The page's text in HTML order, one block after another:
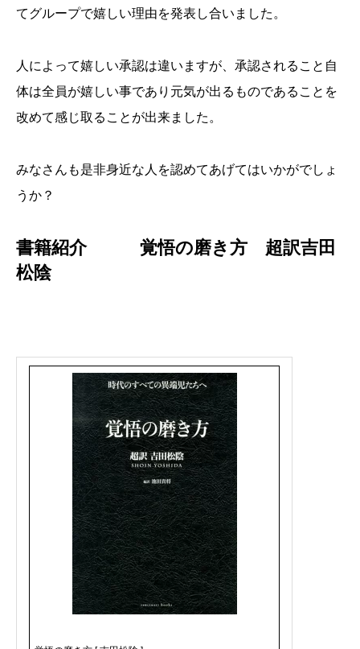
てグループで嬉しい理由を発表し合いました。
人によって嬉しい承認は違いますが、承認されること自
体は全員が嬉しい事であり元気が出るものであることを
改めて感じ取ることが出来ました。
みなさんも是非身近な人を認めてあげてはいかがでしょ
うか？
書籍紹介 覚悟の磨き方 超訳吉田
松陰